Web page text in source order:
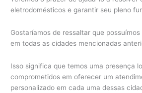
eletrodomésticos e garantir seu pleno
Gostaríamos de ressaltar que
em todas as cidades mencionadas
Isso significa que temos uma presença
comprometidos em oferecer um
personalizado em cada uma dessas